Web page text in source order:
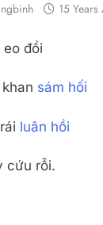
15 Years
eo đồi
sám hối
luân hồi
cứu rỗi.